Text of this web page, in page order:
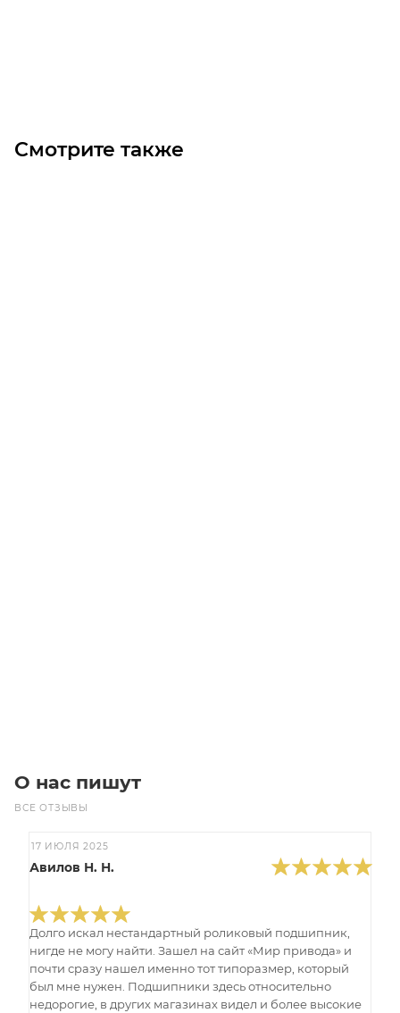
Смотрите также
О нас пишут
ВСЕ ОТЗЫВЫ
17 ИЮЛЯ 2025
Авилов Н. Н.
Долго искал нестандартный роликовый подшипник,
нигде не могу найти. Зашел на сайт «Мир привода» и
почти сразу нашел именно тот типоразмер, который
был мне нужен. Подшипники здесь относительно
недорогие, в других магазинах видел и более высокие